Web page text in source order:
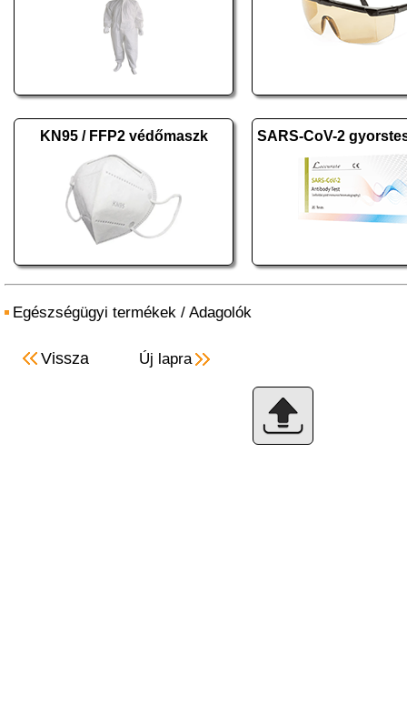
KN95 / FFP2 védőmaszk
Egészségügyi termékek / Adagolók
Vissza Új lapra